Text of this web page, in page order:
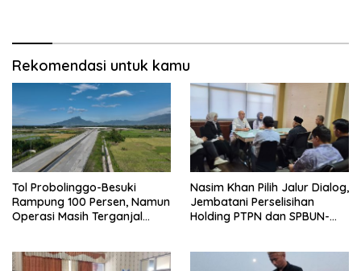
Rekomendasi untuk kamu
Tol Probolinggo-Besuki
Rampung 100 Persen, Namun
Operasi Masih Terganjal
Nasim Khan Pilih Jalur Dialog,
Jembatani Perselisihan
Holding PTPN dan SPBUN-